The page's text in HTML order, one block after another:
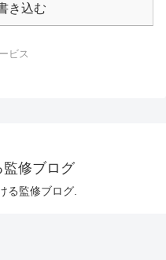
き込む
ビス
監修ブログ
る監修ブログ.